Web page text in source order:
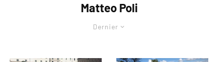
Matteo Poli
Dernier